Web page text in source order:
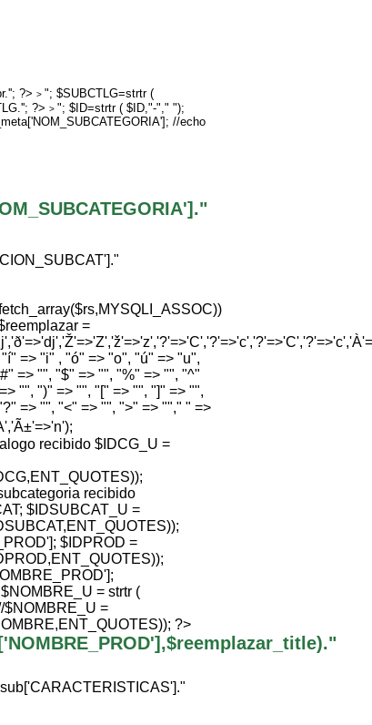
?>>"; $SUBCTLG=strtr (
?>>"; $ID=strtr ( $ID,"-"," ");
//echo
=
=> "i" , "ó" => "o", "ú" => "u",
=> "", "$" => "", "%" => "", "^"
"", ")" => "", "[" => "", "]" => "",
=> "", "<" => "", ">" => ""," " =>
recibido $IDCG_U =
recibido
$IDSUBCAT_U =
$IDPROD =
= strtr (
$NOMBRE_U =
?>